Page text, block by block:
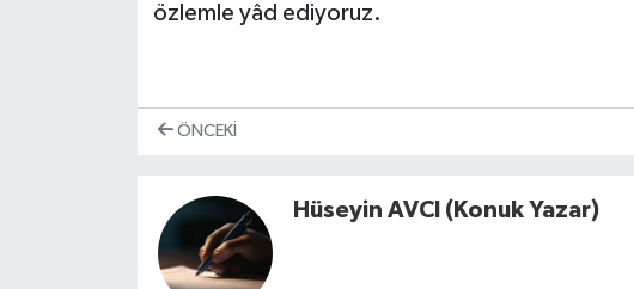
özlemle yâd ediyoruz.
ÖNCEKI
Hüseyin AVCI (Konuk Yazar)